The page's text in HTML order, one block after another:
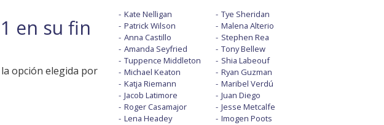
en su fin
opción elegida por
Kate Nelligan
Patrick Wilson
Anna Castillo
Amanda Seyfried
Tuppence Middleton
Michael Keaton
Katja Riemann
Jacob Latimore
Roger Casamajor
Lena Headey
Tye Sheridan
Malena Alterio
Stephen Rea
Tony Bellew
Shia Labeouf
Ryan Guzman
Maribel Verdú
Juan Diego
Jesse Metcalfe
Imogen Poots